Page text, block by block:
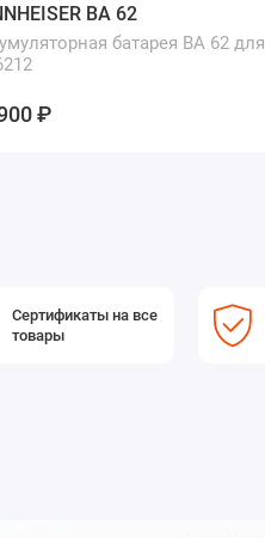
BA 62
батарея BA 62 для
₽
Сертификаты на все
товары